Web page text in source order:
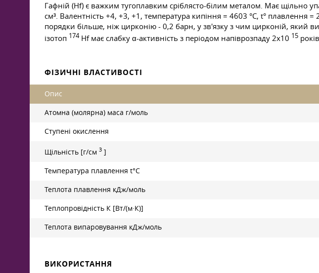
Гафній (Hf) є важким тугоплавким сріблясто-білим металом. Має щільно
см³. Валентність +4, +3, +1, температура кипіння = 4603 °C, t°
порядки більше, ніж цирконію - 0,2 барн, у зв'язку з чим цирконій, який
ізотоп 174Hf має слабку α-активність з періодом напіврозпаду 2x10 15
ФІЗИЧНІ ВЛАСТИВОСТІ
Опис
Атомна (молярна) маса г/моль
Ступені окислення
Щільність [г/см 3 ]
Температура плавлення t°С
Теплота плавлення кДж/моль
Теплопровідність К [Вт/(м·К)]
Теплота випаровування кДж/моль
ВИКОРИСТАННЯ